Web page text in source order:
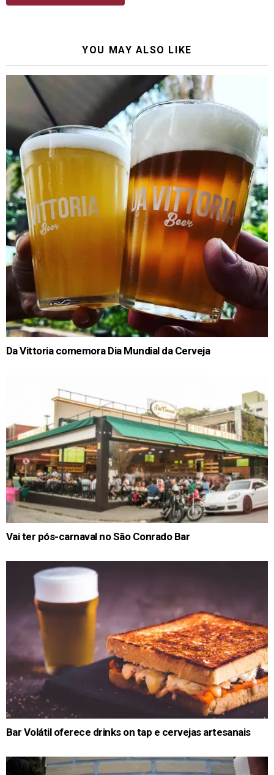
YOU MAY ALSO LIKE
Da Vittoria comemora Dia Mundial da Cerveja
Vai ter pós-carnaval no São Conrado Bar
Bar Volátil oferece drinks on tap e cervejas artesanais